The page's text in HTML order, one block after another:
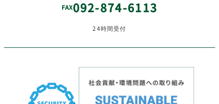
FAX092-874-6113
24時間受付